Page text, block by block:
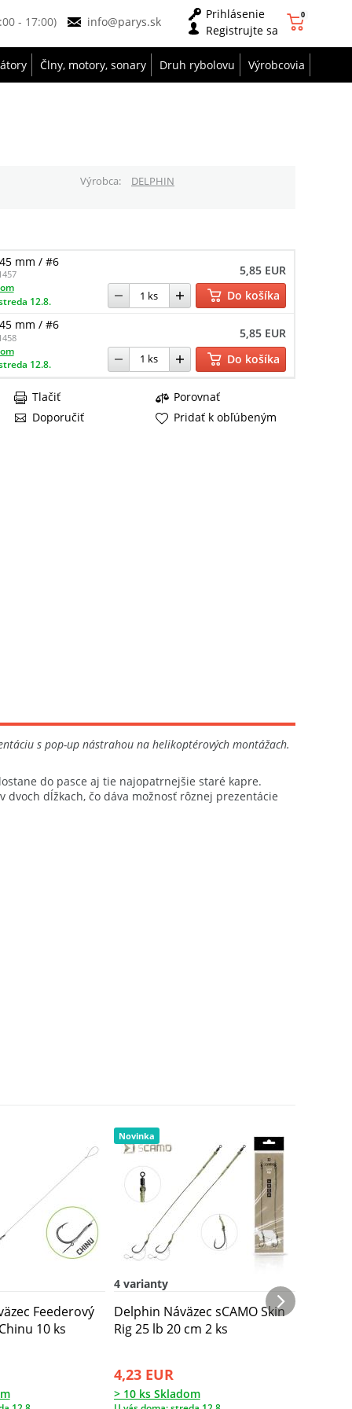
- 17:00) info@parys.sk
Prihlásenie
Registrujte sa
0
Člny, motory, sonary Druh rybolovu Výrobcovia
Výrobca
DELPHIN
mm / #6
5,85 EUR
12.8.
Do košíka
mm / #6
5,85 EUR
12.8. Do košíka
Porovnať
Doporučiť
Tlačiť
Pridať k obľúbeným
s pop-up nástrahou na helikoptérových montážach.
do pasce aj tie najopatrnejšie staré kapre.
dĺžkach, čo dáva možnosť rôznej prezentácie
Feederový
10 ks
Novinka
4 varianty
Delphin Náväzec sCAMO Skin
Rig 25 lb 20 cm 2 ks
4,23 EUR
> 10 ks Skladom